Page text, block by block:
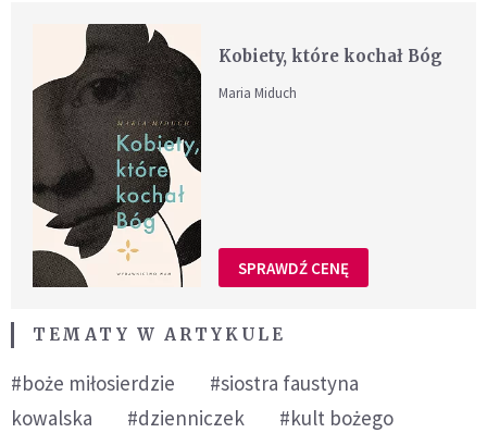
Kobiety, które kochał Bóg
Maria Miduch
SPRAWDŹ CENĘ
TEMATY W ARTYKULE
#boże miłosierdzie
#siostra faustyna
kowalska
#dzienniczek
#kult bożego